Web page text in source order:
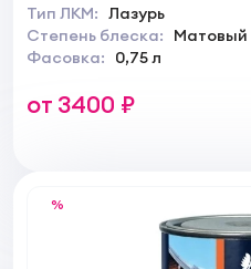
Тип ЛКМ: Лазурь
Степень блеска:
Матовый
Фасовка:
0,75 л
от 3400 ₽
%